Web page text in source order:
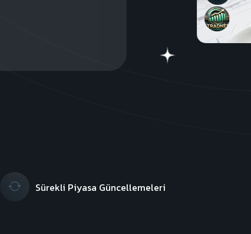
Sürekli Piyasa Güncellemeleri